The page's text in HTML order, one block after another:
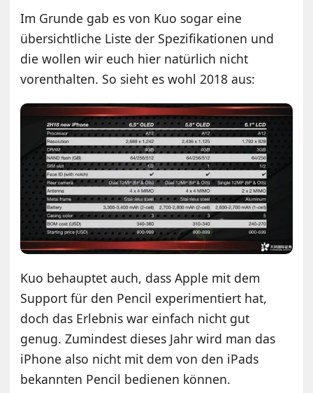
Im Grunde gab es von Kuo sogar eine
übersichtliche Liste der Spezifikationen und
die wollen wir euch hier natürlich nicht
vorenthalten. So sieht es wohl 2018 aus:
Kuo behauptet auch, dass Apple mit dem
Support für den Pencil experimentiert hat,
doch das Erlebnis war einfach nicht gut
genug. Zumindest dieses Jahr wird man das
iPhone also nicht mit dem von den iPads
bekannten Pencil bedienen können.